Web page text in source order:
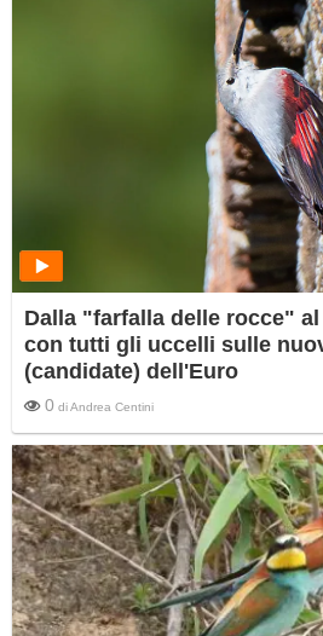
Dalla "farfalla delle rocce"
con tutti gli uccelli sulle
(candidate) dell'Euro
0 diAndrea Centini